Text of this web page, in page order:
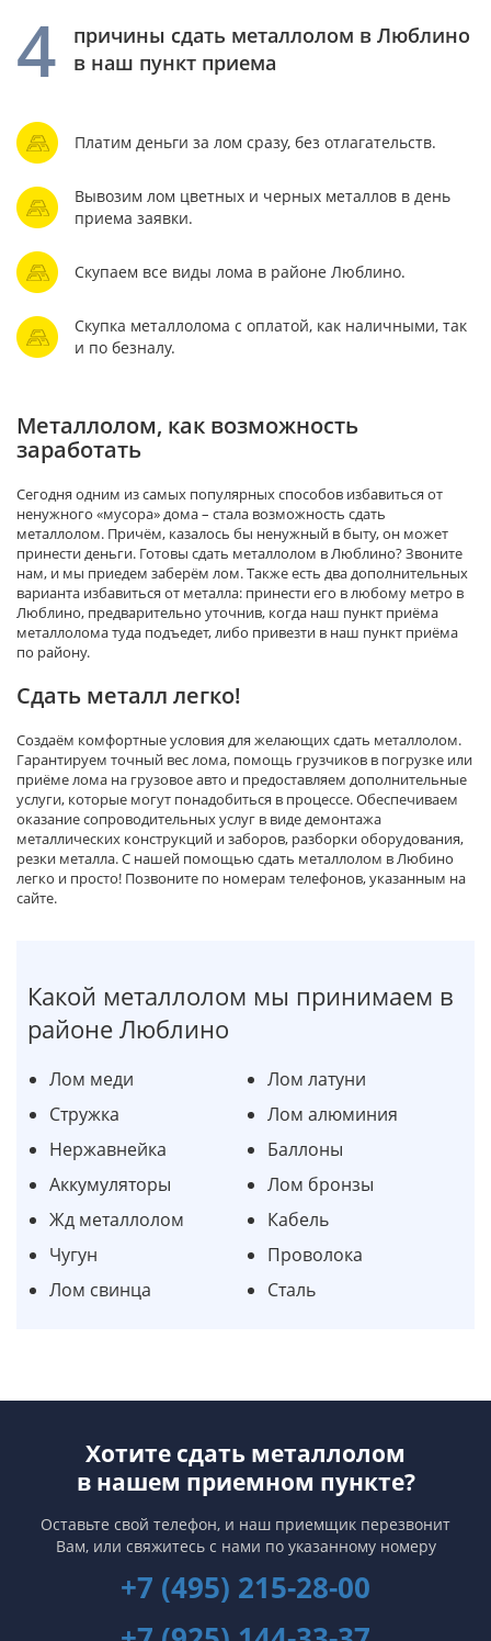
4
причины сдать металлолом в Люблино
в наш пункт приема
Платим деньги за лом сразу, без отлагательств.
Вывозим лом цветных и черных металлов в день
приема заявки.
Скупаем все виды лома в районе Люблино.
Скупка металлолома с оплатой, как наличными, так
и по безналу.
Металлолом, как возможность
заработать
Сегодня одним из самых популярных способов избавиться от
ненужного «мусора» дома – стала возможность сдать
металлолом. Причём, казалось бы ненужный в быту, он может
принести деньги. Готовы сдать металлолом в Люблино? Звоните
нам, и мы приедем заберём лом. Также есть два дополнительных
варианта избавиться от металла: принести его в любому метро в
Люблино, предварительно уточнив, когда наш пункт приёма
металлолома туда подъедет, либо привезти в наш пункт приёма
по району.
Сдать металл легко!
Создаём комфортные условия для желающих сдать металлолом.
Гарантируем точный вес лома, помощь грузчиков в погрузке или
приёме лома на грузовое авто и предоставляем дополнительные
услуги, которые могут понадобиться в процессе. Обеспечиваем
оказание сопроводительных услуг в виде демонтажа
металлических конструкций и заборов, разборки оборудования,
резки металла. С нашей помощью сдать металлолом в Любино
легко и просто! Позвоните по номерам телефонов, указанным на
сайте.
Какой металлолом мы принимаем в
районе Люблино
Лом меди
Лом латуни
Стружка
Лом алюминия
Нержавнейка
Баллоны
Аккумуляторы
Лом бронзы
Жд металлолом
Кабель
Чугун
Проволока
Лом свинца
Сталь
Хотите сдать металлолом
в нашем приемном пункте?
Оставьте свой телефон, и наш приемщик перезвонит
Вам, или свяжитесь с нами по указанному номеру
+7 (495) 215-28-00